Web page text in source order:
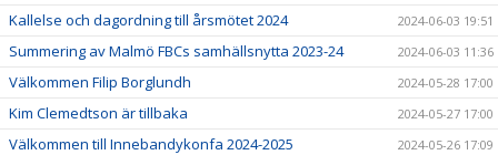
Kallelse och dagordning till årsmötet 2024 2024-06-03 19:51
Summering av Malmö FBCs samhällsnytta 2023-24 2024-06-03 11:36
Välkommen Filip Borglundh 2024-05-28 17:00
Kim Clemedtson är tillbaka 2024-05-27 17:00
Välkommen till Innebandykonfa 2024-2025 2024-05-26 17:09